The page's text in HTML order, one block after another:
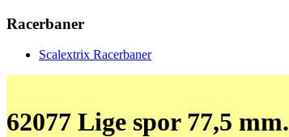
Racerbaner
Scalextrix Racerbaner
62077 Lige spor 77,5 mm.